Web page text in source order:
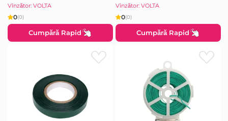
Vînzător: VOLTA
0(0)
Cumpără Rapid
Vînzător: VOLTA
0(0)
Cumpără Rapid